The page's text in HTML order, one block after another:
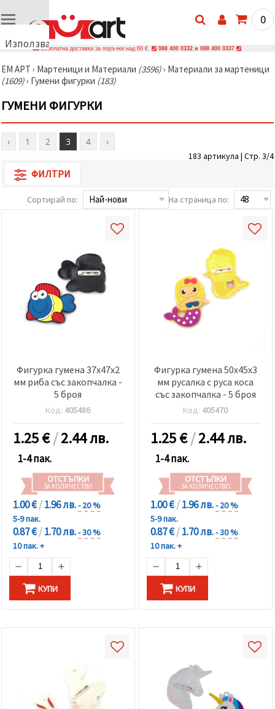
Използваме
🍪
Използваме
и подобни
технологии,
за да
осигурим
правилната
работа на
подобрим
твоето
и, с твое
съгласие,
съдържание
и реклами,
включително
с помощта
маркетинг.
Можеш да
използваме
всички
"бисквитки"
натиснеш
"Приеми
всички!"
или да
посочиш
предпочитанията
си в
"Настройки",
избереш
дадения
вид
и кликнеш
бутона
"Запази"
бисквитките
0
Безплатна доставка за поръчки над 60 € 088 400 0332 и 088 400 0337
ЕМ АРТ › Мартеници и Материали (3596)› Материали за мартеници
(1609)› Гумени фигурки (183)
ГУМЕНИ ФИГУРКИ
‹ 1 2 3 4 ›
183 артикула | Стр. 3/4
ФИЛТРИ
Сортирай по: На страница по:
Фигурка гумена 37x47x2
мм риба със закопчалка -
5 броя
Код: 405486
1.25€/2.44 лв.
1-4 пак.
ОТСТЪПКИ
ЗА КОЛИЧЕСТВО
1.00 €/1.96 лв.- 20 %
5-9 пак.
0.87 €/1.70 лв.- 30 %
10 пак. +
КУПИ
Фигурка гумена 50x45x3
мм русалка с руса коса
със закопчалка - 5 броя
Код: 405470
1.25€/2.44 лв.
1-4 пак.
ОТСТЪПКИ
ЗА КОЛИЧЕСТВО
1.00 €/1.96 лв.- 20 %
5-9 пак.
0.87 €/1.70 лв.- 30 %
10 пак. +
КУПИ